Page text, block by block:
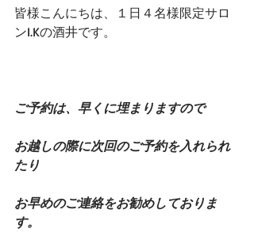
皆様こんにちは、１日４名様限定サロ
ンI.Kの酒井です。
ご予約は、早くに埋まりますので
お越しの際に次回のご予約を入れられ
たり
お早めのご連絡をお勧めしておりま
す。